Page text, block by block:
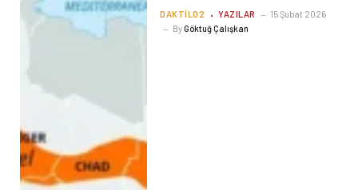
DAKTILO2 YAZILAR
15 Şubat 2026
ByGöktuğ Çalışkan